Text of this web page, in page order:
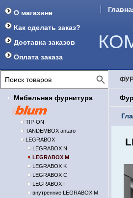
О магазине
Как сделать заказ?
Доставка заказов
Оплата заказа
Мебельная фурнитура
TIP-ON
TANDEMBOX antaro
LEGRABOX
LEGRABOX N
LEGRABOX M
LEGRABOX K
LEGRABOX C
LEGRABOX F
внутренние LEGRABOX M